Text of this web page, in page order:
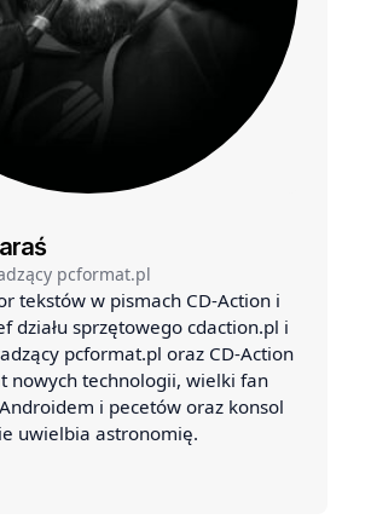
pcformat.pl
tekstów w pismach CD-Action i
działu sprzętowego cdaction.pl i
pcformat.pl oraz CD-Action
nowych technologii, wielki fan
i pecetów oraz konsol
uwielbia astronomię.